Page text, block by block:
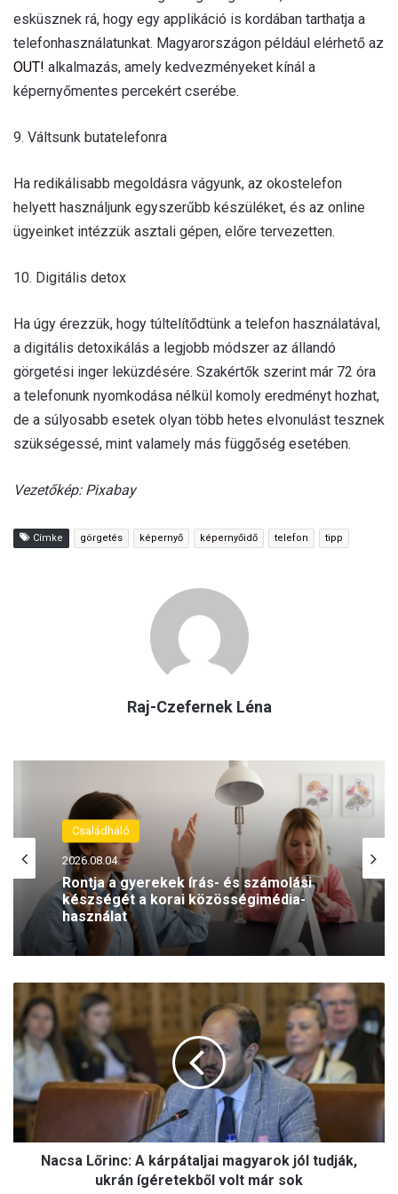
esküsznek rá, hogy egy applikáció is kordában tarthatja a
telefonhasználatunkat. Magyarországon például elérhető az
OUT! alkalmazás, amely kedvezményeket kínál a
képernyőmentes percekért cserébe.
9. Váltsunk butatelefonra
Ha redikálisabb megoldásra vágyunk, az okostelefon
helyett használjunk egyszerűbb készüléket, és az online
ügyeinket intézzük asztali gépen, előre tervezetten.
10. Digitális detox
Ha úgy érezzük, hogy túltelítődtünk a telefon használatával,
a digitális detoxikálás a legjobb módszer az állandó
görgetési inger leküzdésére. Szakértők szerint már 72 óra
a telefonunk nyomkodása nélkül komoly eredményt hozhat,
de a súlyosabb esetek olyan több hetes elvonulást tesznek
szükségessé, mint valamely más függőség esetében.
Vezetőkép: Pixabay
Címke görgetés képernyő képernyőidő telefon tipp
Raj-Czefernek Léna
Családháló
2026.08.04.
Rontja a gyerekek írás- és számolási
készségét a korai közösségimédia-
használat
c
s
a
ő
r
i
Nacsa Lőrinc: A kárpátaljai magyarok jól tudják,
ukrán ígéretekből volt már sok